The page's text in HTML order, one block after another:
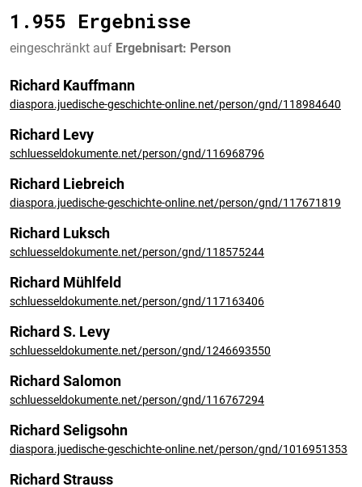
1.955 Ergebnisse
eingeschränkt auf Ergebnisart: Person
Richard Kauffmann
diaspora.juedische-geschichte-online.net/person/gnd/118984640
Richard Levy
schluesseldokumente.net/person/gnd/116968796
Richard Liebreich
diaspora.juedische-geschichte-online.net/person/gnd/117671819
Richard Luksch
schluesseldokumente.net/person/gnd/118575244
Richard Mühlfeld
schluesseldokumente.net/person/gnd/117163406
Richard S. Levy
schluesseldokumente.net/person/gnd/1246693550
Richard Salomon
schluesseldokumente.net/person/gnd/116767294
Richard Seligsohn
diaspora.juedische-geschichte-online.net/person/gnd/1016951353
Richard Strauss